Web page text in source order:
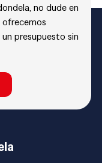
no dude en
un presupuesto sin